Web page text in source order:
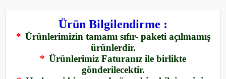
Ürün Bilgilendirme :
* Ürünlerimizin tamamı sıfır- paketi açılmamış
ürünlerdir.
* Ürünlerimiz Faturanız ile birlikte
gönderilecektir.